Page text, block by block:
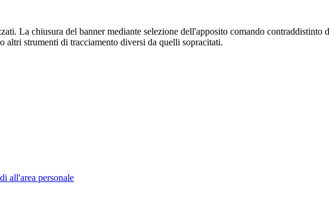
La chiusura del banner mediante selezione dell'apposito comando
altri strumenti di tracciamento diversi da quelli sopracitati.
all'area personale